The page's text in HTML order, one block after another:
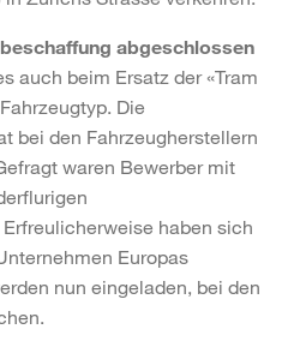
abgeschlossen
auch beim Ersatz der «Tram
Die
bei den Fahrzeugherstellern
waren Bewerber mit
haben sich
Europas
nun eingeladen, bei den